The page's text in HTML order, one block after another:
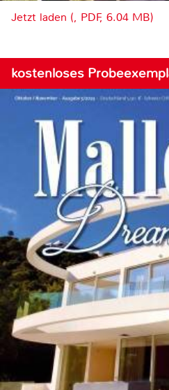
Jetzt laden (, PDF, 6.04 MB)
kostenloses